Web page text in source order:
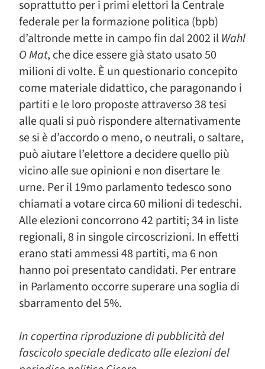
soprattutto per i primi elettori la Centrale
federale per la formazione politica (bpb)
d’altronde mette in campo fin dal 2002 il Wahl
O Mat, che dice essere già stato usato 50
milioni di volte. È un questionario concepito
come materiale didattico, che paragonando i
partiti e le loro proposte attraverso 38 tesi
alle quali si può rispondere alternativamente
se si è d’accordo o meno, o neutrali, o saltare,
può aiutare l’elettore a decidere quello più
vicino alle sue opinioni e non disertare le
urne. Per il 19mo parlamento tedesco sono
chiamati a votare circa 60 milioni di tedeschi.
Alle elezioni concorrono 42 partiti; 34 in liste
regionali, 8 in singole circoscrizioni. In effetti
erano stati ammessi 48 partiti, ma 6 non
hanno poi presentato candidati. Per entrare
in Parlamento occorre superare una soglia di
sbarramento del 5%.
In copertina riproduzione di pubblicità del
fascicolo speciale dedicato alle elezioni del